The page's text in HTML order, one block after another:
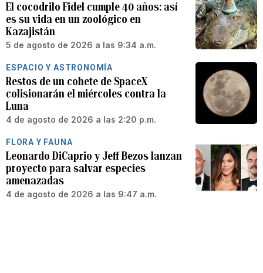
El cocodrilo Fidel cumple 40 años: así
es su vida en un zoológico en
Kazajistán
5 de agosto de 2026 a las 9:34 a.m.
ESPACIO Y ASTRONOMÍA
Restos de un cohete de SpaceX
colisionarán el miércoles contra la
Luna
4 de agosto de 2026 a las 2:20 p.m.
FLORA Y FAUNA
Leonardo DiCaprio y Jeff Bezos lanzan
proyecto para salvar especies
amenazadas
4 de agosto de 2026 a las 9:47 a.m.